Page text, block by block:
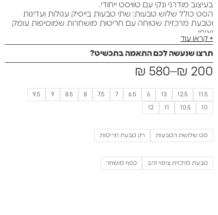
בעיצוב מודרני ונקי עם טוויסט ייחודי.
הסט כולל שלוש טבעות: שתי טבעות בייסיק עגולות ועדינות
וטבעת מרכזית שטוחה עם חריטות מושחרות שמוסיפות עומק
ואופי.
+ קראו עוד
תרצו שנעשה לכם התאמה בתכשיט?
₪ 200
–
₪ 580
11.5
12.5
13
6
6.5
7
7.5
8
8.5
9
9.5
10
10.5
11
12
סט שלושת הטבעות רק טבעת חריטות
טבעת מרכזית ציפוי זהב כסף מושחר